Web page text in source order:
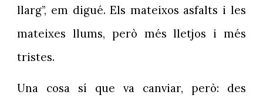
llarg”, em digué. Els mateixos asfalts i les
mateixes llums, però més lletjos i més
tristes.
Una cosa sí que va canviar, però: des